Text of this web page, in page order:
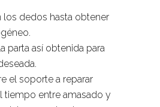
los dedos hasta obtener
parta así obtenida para
el soporte a reparar
tiempo entre amasado y